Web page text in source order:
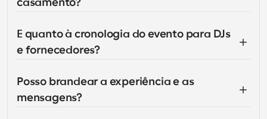
casamento?
E quanto à cronologia do evento para DJs
e fornecedores?
Posso brandear a experiência e as
mensagens?